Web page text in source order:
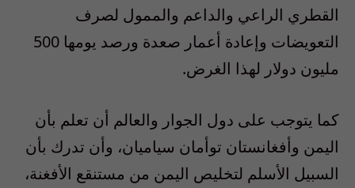
القطري الراعي والداعم والممول لصرف
التعويضات وإعادة أعمار صعدة ورصد يومها 500
مليون دولار لهذا الغرض.
كما يتوجب على دول الجوار والعالم أن تعلم بأن
اليمن وأفغانستان توأمان سياميان، وأن تدرك بأن
السبيل الأسلم لتخليص اليمن من مستنقع الأفغنة،